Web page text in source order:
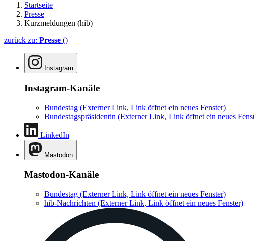
Startseite
Presse
Kurzmeldungen (hib)
zurück zu: Presse ()
Instagram
Instagram-Kanäle
Bundestag (Externer Link, Link öffnet ein neues Fenster)
Bundestagspräsidentin (Externer Link, Link öffnet ein neues
LinkedIn
Mastodon
Mastodon-Kanäle
Bundestag (Externer Link, Link öffnet ein neues Fenster)
hib-Nachrichten (Externer Link, Link öffnet ein neues Fenster)